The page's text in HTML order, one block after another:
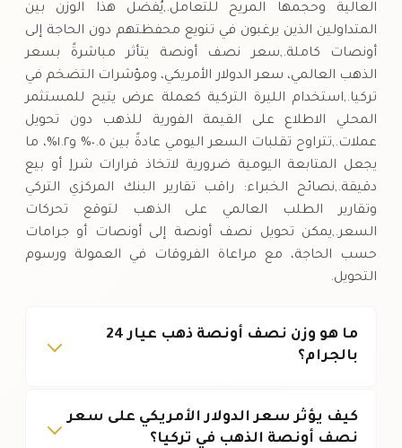
العالية وحجمها المريح للتعامل.,يُفَضَّل هذا الوزن بين
المتداولين الذين يرغبون في تنويع محفظتهم دون الحاجة إلى
أونصات كاملة.,سعر نصف أونصة يتأثر مباشرةً بسعر
الذهب العالمي، سعر الدولار الأمريكي، ومؤشرات التضخم في
تركيا.,استخدام الليرة التركية كعملة عرض يتيح للمستثمر
المحلي الاطلاع على القيمة الفورية للذهب دون تحويل
عملات.,تتراوح تقلبات السعر اليومي عادةً بين ٠.٥% و١.٢%، ما
يجعل المتابعة اليومية ضرورية لاتخاذ قرارات شراٍ أو بيع
دقيقة.,نصائح الخبراء: راقب تقارير البنك المركزي التركي
وتقارير الطلب العالمي على الذهب لتوقع تحركات
السعر.,يمكن تحويل نصف أونصة إلى أونصات أو جرامات
حسب الحاجة، مع مراعاة الفروقات في العمولة ورسوم
التحويل.
ما هو وزن نصف أونصة ذهب عيار 24
بالجرام؟
كيف يؤثر سعر الدولار الأمريكي على سعر
نصف أونصة الذهب في تركيا؟